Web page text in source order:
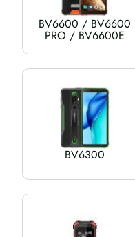
BV6600 / BV6600
PRO / BV6600E
BV6300